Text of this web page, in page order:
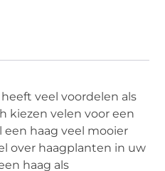
veel voordelen als
kiezen velen voor een
haag veel mooier
over haagplanten in uw
haag als